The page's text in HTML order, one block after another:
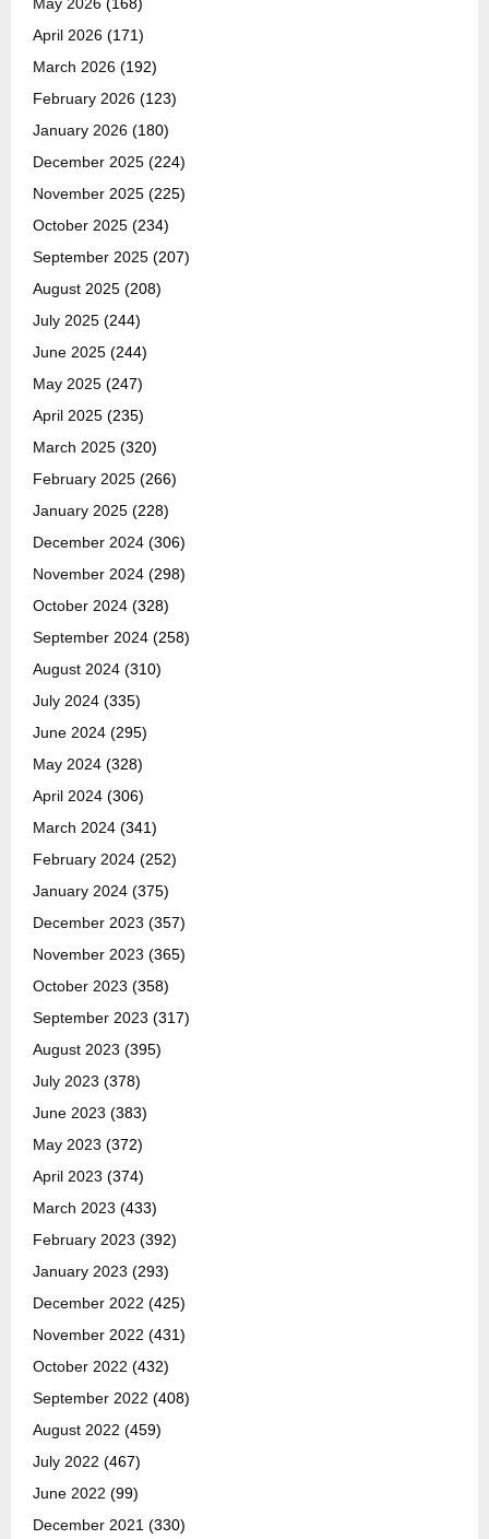
April 2026 (171)
March 2026 (192)
February 2026 (123)
January 2026 (180)
December 2025 (224)
November 2025 (225)
October 2025 (234)
September 2025 (207)
August 2025 (208)
July 2025 (244)
June 2025 (244)
May 2025 (247)
April 2025 (235)
March 2025 (320)
February 2025 (266)
January 2025 (228)
December 2024 (306)
November 2024 (298)
October 2024 (328)
September 2024 (258)
August 2024 (310)
July 2024 (335)
June 2024 (295)
May 2024 (328)
April 2024 (306)
March 2024 (341)
February 2024 (252)
January 2024 (375)
December 2023 (357)
November 2023 (365)
October 2023 (358)
September 2023 (317)
August 2023 (395)
July 2023 (378)
June 2023 (383)
May 2023 (372)
April 2023 (374)
March 2023 (433)
February 2023 (392)
January 2023 (293)
December 2022 (425)
November 2022 (431)
October 2022 (432)
September 2022 (408)
August 2022 (459)
July 2022 (467)
June 2022 (99)
December 2021 (330)